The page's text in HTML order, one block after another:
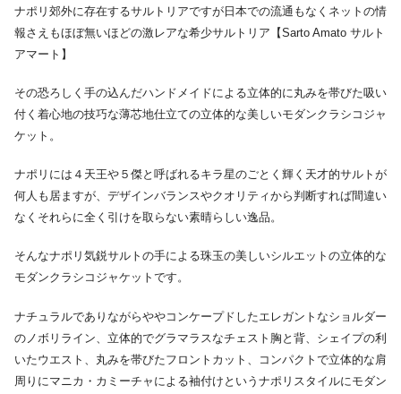
ナポリ郊外に存在するサルトリアですが日本での流通もなくネットの情
報さえもほぼ無いほどの激レアな希少サルトリア【Sarto Amato サルト
アマート】
その恐ろしく手の込んだハンドメイドによる立体的に丸みを帯びた吸い
付く着心地の技巧な薄芯地仕立ての立体的な美しいモダンクラシコジャ
ケット。
ナポリには４天王や５傑と呼ばれるキラ星のごとく輝く天才的サルトが
何人も居ますが、デザインバランスやクオリティから判断すれば間違い
なくそれらに全く引けを取らない素晴らしい逸品。
そんなナポリ気鋭サルトの手による珠玉の美しいシルエットの立体的な
モダンクラシコジャケットです。
ナチュラルでありながらややコンケープドしたエレガントなショルダー
のノボリライン、立体的でグラマラスなチェスト胸と背、シェイプの利
いたウエスト、丸みを帯びたフロントカット、コンパクトで立体的な肩
周りにマニカ・カミーチャによる袖付けというナポリスタイルにモダン